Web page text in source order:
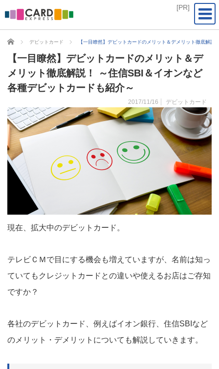
CARD EXPRESSデビットカード 【一目瞭然】デビットカードのメリット＆デメリット徹底解
【一目瞭然】デビットカードのメリット＆デ
メリット徹底解説！ ～住信SBI＆イオンなど
各種デビットカードも紹介～
2017/11/16 デビットカード
現在、拡大中のデビットカード。
テレビＣＭで目にする機会も増えていますが、名前は知っ
ていてもクレジットカードとの違いや使えるお店はご存知
ですか？
各社のデビットカード、例えばイオン銀行、住信SBIなど
のメリット・デメリットについても解説していきます。